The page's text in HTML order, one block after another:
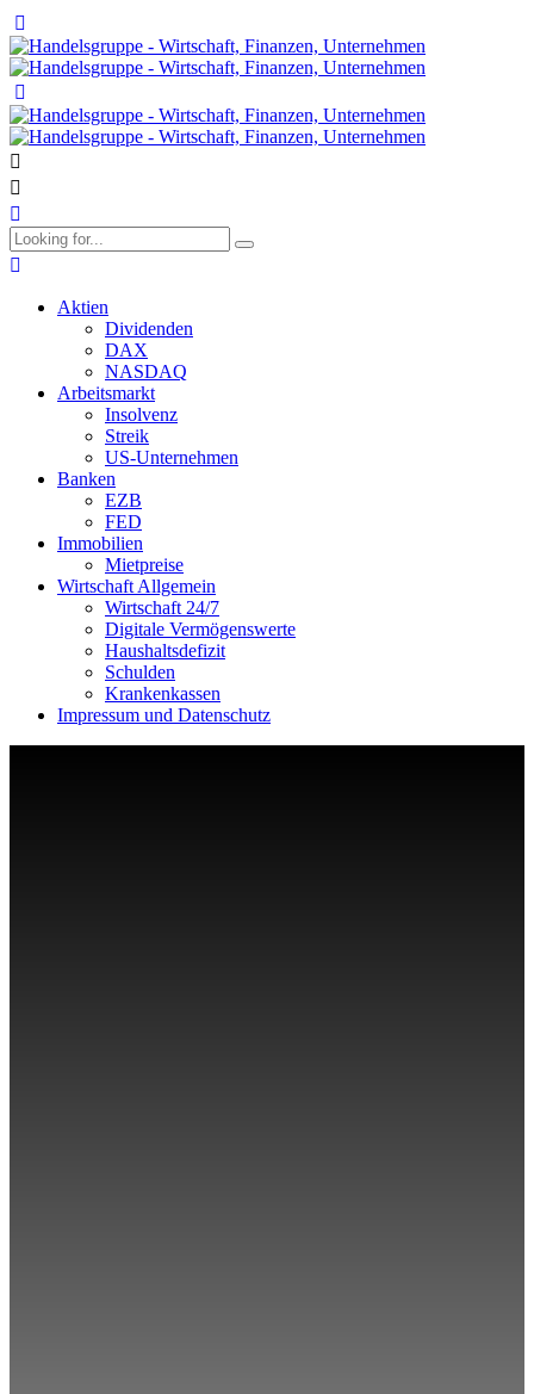
Aktien
Dividenden
DAX
NASDAQ
Arbeitsmarkt
Insolvenz
Streik
US-Unternehmen
Banken
EZB
FED
Immobilien
Mietpreise
Wirtschaft Allgemein
Wirtschaft 24/7
Digitale Vermögenswerte
Haushaltsdefizit
Schulden
Krankenkassen
Impressum und Datenschutz